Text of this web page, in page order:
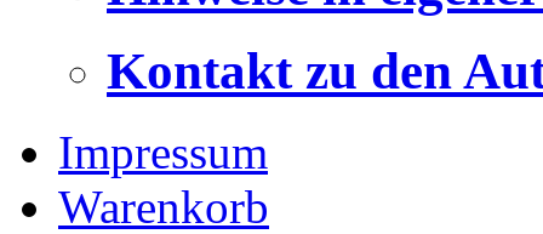
Kontakt zu den
Impressum
Warenkorb